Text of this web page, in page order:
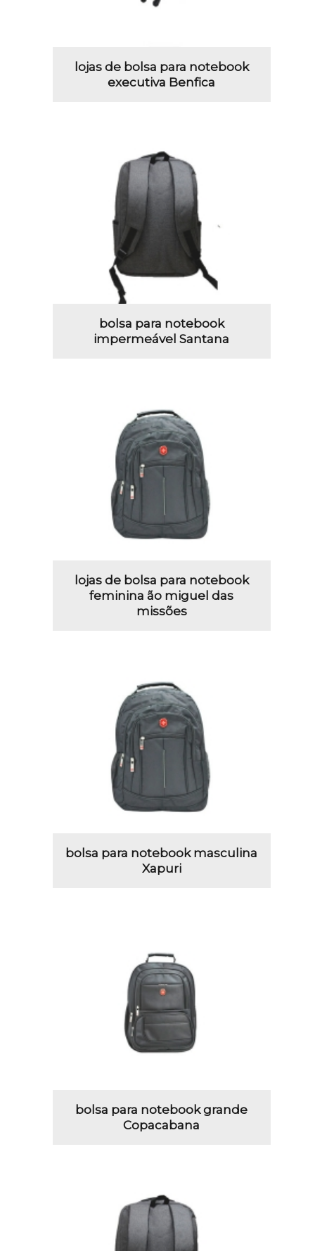
lojas de bolsa para notebook
executiva Benfica
bolsa para notebook
impermeável Santana
lojas de bolsa para notebook
feminina ão miguel das
missões
bolsa para notebook masculina
Xapuri
bolsa para notebook grande
Copacabana